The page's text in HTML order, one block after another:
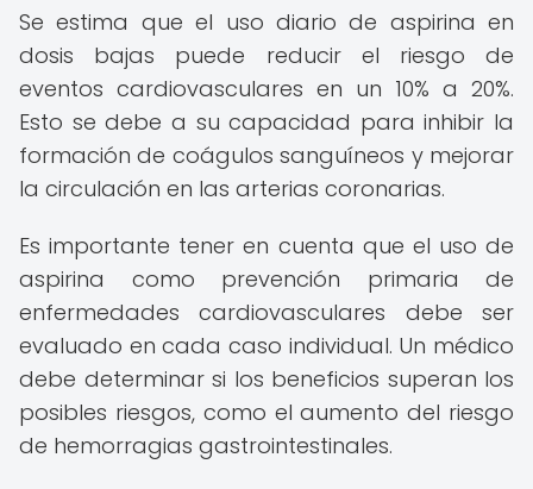
Se estima que el uso diario de aspirina en
dosis bajas puede reducir el riesgo de
eventos cardiovasculares en un 10% a 20%.
Esto se debe a su capacidad para inhibir la
formación de coágulos sanguíneos y mejorar
la circulación en las arterias coronarias.
Es importante tener en cuenta que el uso de
aspirina como prevención primaria de
enfermedades cardiovasculares debe ser
evaluado en cada caso individual. Un médico
debe determinar si los beneficios superan los
posibles riesgos, como el aumento del riesgo
de hemorragias gastrointestinales.